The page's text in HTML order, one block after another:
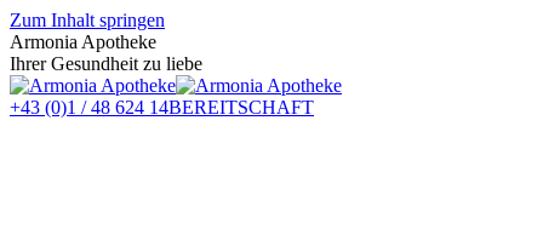
Zum Inhalt springen
Armonia Apotheke
Ihrer Gesundheit zu liebe
+43 (0)1 / 48 624 14BEREITSCHAFT